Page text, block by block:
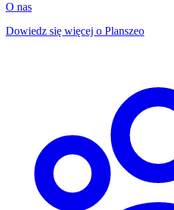
O nas
Dowiedz się więcej o Planszeo